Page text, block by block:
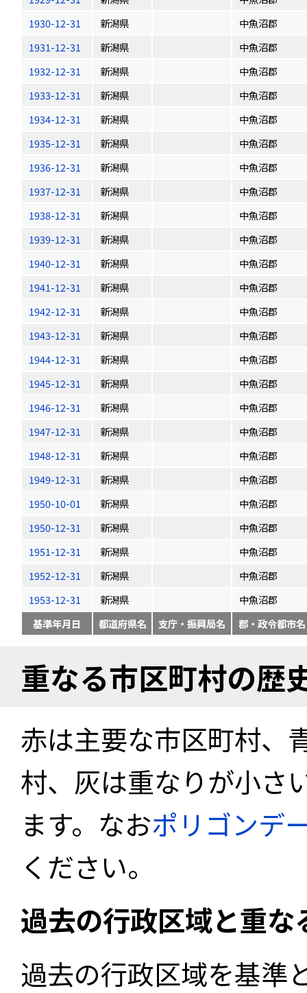
1930-12-31
新潟県
中魚沼郡
1931-12-31
新潟県
中魚沼郡
1932-12-31
新潟県
中魚沼郡
1933-12-31
新潟県
中魚沼郡
1934-12-31
新潟県
中魚沼郡
1935-12-31
新潟県
中魚沼郡
1936-12-31
新潟県
中魚沼郡
1937-12-31
新潟県
中魚沼郡
1938-12-31
新潟県
中魚沼郡
1939-12-31
新潟県
中魚沼郡
1940-12-31
新潟県
中魚沼郡
1941-12-31
新潟県
中魚沼郡
1942-12-31
新潟県
中魚沼郡
1943-12-31
新潟県
中魚沼郡
1944-12-31
新潟県
中魚沼郡
1945-12-31
新潟県
中魚沼郡
1946-12-31
新潟県
中魚沼郡
1947-12-31
新潟県
中魚沼郡
1948-12-31
新潟県
中魚沼郡
1949-12-31
新潟県
中魚沼郡
1950-10-01
新潟県
中魚沼郡
1950-12-31
新潟県
中魚沼郡
1951-12-31
新潟県
中魚沼郡
1952-12-31
新潟県
中魚沼郡
1953-12-31
新潟県
中魚沼郡
基準年月日
都道府県名 支庁・振興局名 郡・政令都市名
重なる市区町村の歴
赤は主要な市区町村、
村、灰は重なりが小さ
ます。なおポリゴンデ
ください。
過去の行政区域と重
過去の行政区域を基準